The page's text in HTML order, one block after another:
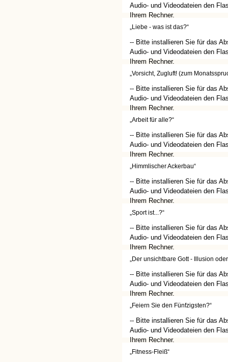
Audio- und Videodateien den
Ihrem Rechner.
(http://get.adobe.com/de/
„Liebe - was ist das?“
-- Bitte installieren Sie für das
Audio- und Videodateien den
Ihrem Rechner.
(http://get.adobe.com/de/
„Vorsicht, Zugluft! (zum
-- Bitte installieren Sie für das
Audio- und Videodateien den
Ihrem Rechner.
(http://get.adobe.com/de/
„Arbeit für alle?“
-- Bitte installieren Sie für das
Audio- und Videodateien den
Ihrem Rechner.
(http://get.adobe.com/de/
„Himmlischer Ackerbau“
-- Bitte installieren Sie für das
Audio- und Videodateien den
Ihrem Rechner.
(http://get.adobe.com/de/
„Sport ist...?“
-- Bitte installieren Sie für das
Audio- und Videodateien den
Ihrem Rechner.
(http://get.adobe.com/de/
„Der unsichtbare Gott - Illusion
-- Bitte installieren Sie für das
Audio- und Videodateien den
Ihrem Rechner.
(http://get.adobe.com/de/
„Feiern Sie den Fünfzigsten?“
-- Bitte installieren Sie für das
Audio- und Videodateien den
Ihrem Rechner.
(http://get.adobe.com/de/
„Fitness-Fleiß“